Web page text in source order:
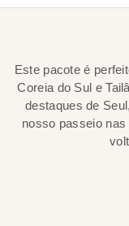
Este pacote é
Coreia do Sul e
destaques de
nosso passeio